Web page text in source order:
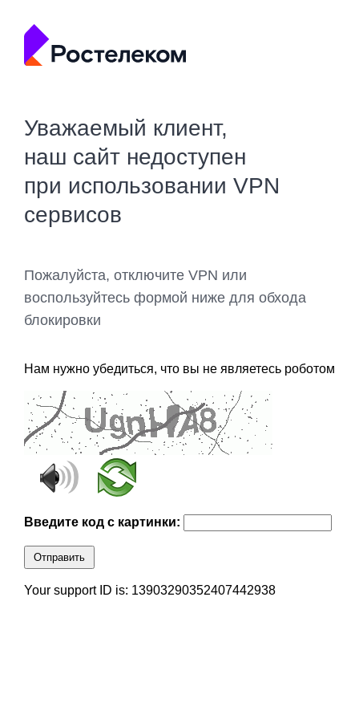
Уважаемый клиент,
наш сайт недоступен
при использовании VPN
сервисов
Пожалуйста, отключите VPN или
воспользуйтесь формой ниже для обхода
блокировки
Нам нужно убедиться, что вы не являетесь роботом
Введите код с картинки:
Отправить
Your support ID is: 13903290352407442938